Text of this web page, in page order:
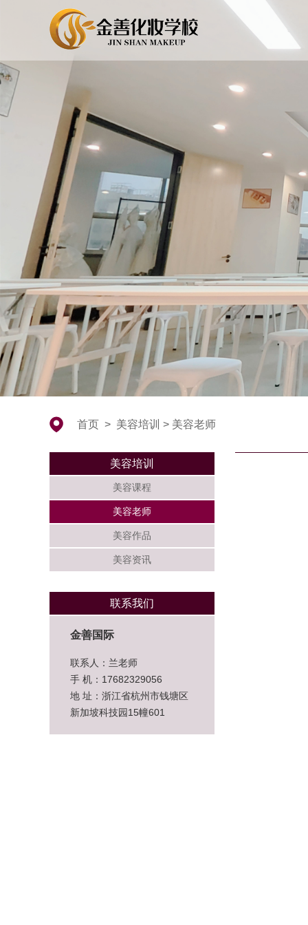
首页 > 美容培训 > 美容老师
美容培训
美容课程
美容老师
美容作品
美容资讯
联系我们
金善国际
联系人：兰老师
手 机：17682329056
地 址：浙江省杭州市钱塘区
新加坡科技园15幢601